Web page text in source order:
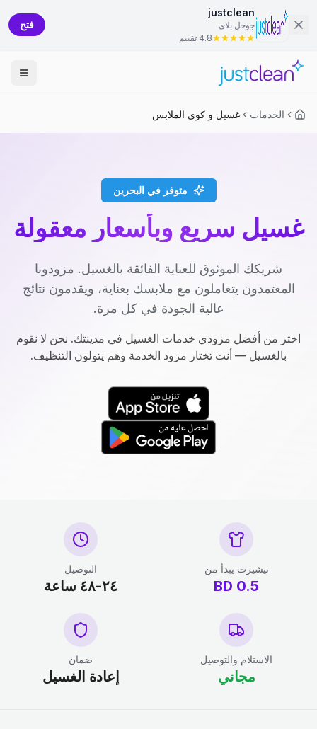
justclean
جوجل بلاي
4.8 تقييم
فتح
الخدمات غسيل و كوى الملابس
متوفر في البحرين
غسيل سريع وبأسعار معقولة
شريكك الموثوق للعناية الفائقة بالغسيل. مزودونا
المعتمدون يتعاملون مع ملابسك بعناية، ويقدمون نتائج
عالية الجودة في كل مرة.
اختر من أفضل مزودي خدمات الغسيل في مدينتك. نحن لا نقوم
بالغسيل — أنت تختار مزود الخدمة وهم يتولون التنظيف.
تيشيرت يبدأ من
0.5
BD
التوصيل
٢٤-٤٨ ساعة
الاستلام والتوصيل
مجاني
ضمان
إعادة الغسيل